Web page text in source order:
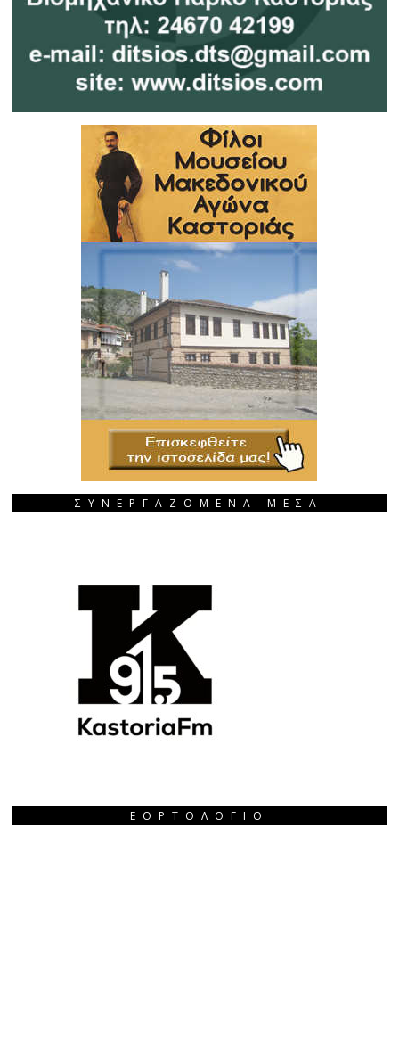
ΣΥΝΕΡΓΑΖΟΜΕΝΑ ΜΕΣΑ
ΕΟΡΤΟΛΌΓΙΟ